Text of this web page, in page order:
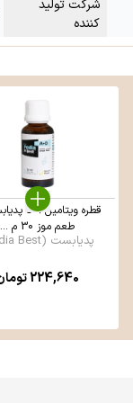
شرکت تولید
کننده
قطره ویتامین آ+د
طعم موز 30 م ...
پدیابست (Pedia Best)
224,640